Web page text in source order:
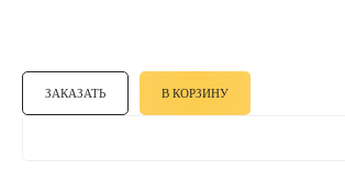
ЗАКАЗАТЬ В КОРЗИНУ